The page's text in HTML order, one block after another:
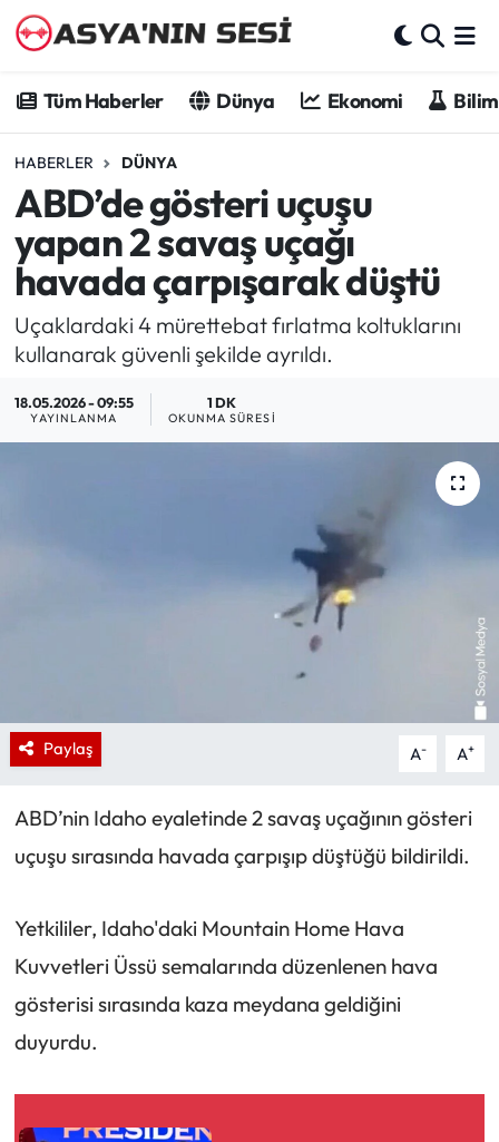
Tüm Haberler Dünya Ekonomi
HABERLER DÜNYA
ABD’de gösteri uçuşu
yapan 2 savaş uçağı
havada çarpışarak düştü
Uçaklardaki 4 mürettebat fırlatma koltuklarını
kullanarak güvenli şekilde ayrıldı.
18.05.2026 - 09:55
YAYINLANMA
1 DK
OKUNMA SÜRESI
Paylaş A- A+
ABD’nin Idaho eyaletinde 2 savaş uçağının gösteri
uçuşu sırasında havada çarpışıp düştüğü bildirildi.
Yetkililer, Idaho'daki Mountain Home Hava
Kuvvetleri Üssü semalarında düzenlenen hava
gösterisi sırasında kaza meydana geldiğini
duyurdu.
Dünya
Ekonomi
Bilim - Teknoloji
Kültür - Sanat
Spor
Asya-Pasifik